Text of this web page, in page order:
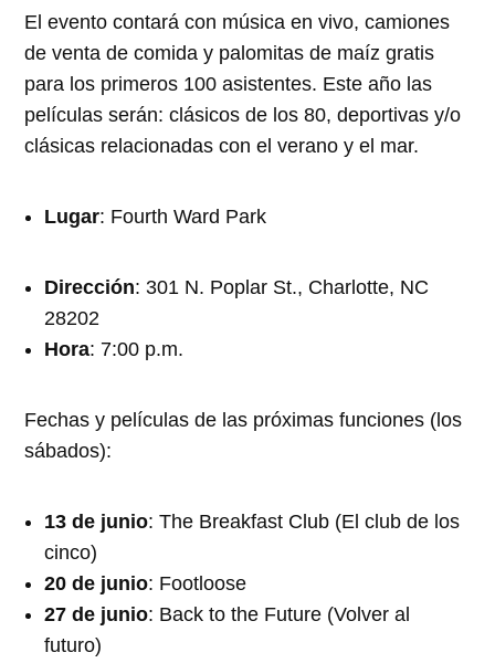
El evento contará con música en vivo, camiones
de venta de comida y palomitas de maíz gratis
para los primeros 100 asistentes. Este año las
películas serán: clásicos de los 80, deportivas y/o
clásicas relacionadas con el verano y el mar.
Lugar: Fourth Ward Park
Dirección: 301 N. Poplar St., Charlotte, NC
28202
Hora: 7:00 p.m.
Fechas y películas de las próximas funciones (los
sábados):
13 de junio: The Breakfast Club (El club de los
cinco)
20 de junio: Footloose
27 de junio: Back to the Future (Volver al
futuro)